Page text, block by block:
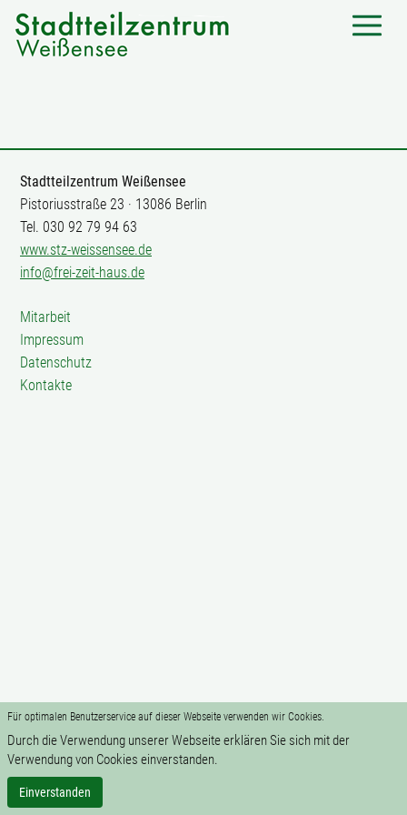
Für optimalen Benutzerservice auf dieser Webseite verwenden wir Cookies.
Durch die Verwendung unserer Webseite erklären Sie sich mit der
Verwendung von Cookies einverstanden.
Einverstanden
Stadtteilzentrum Weißensee
Pistoriusstraße 23 · 13086 Berlin
Tel. 030 92 79 94 63
www.stz-weissensee.de
info@frei-zeit-haus.de
Mitarbeit
Impressum
Datenschutz
Kontakte